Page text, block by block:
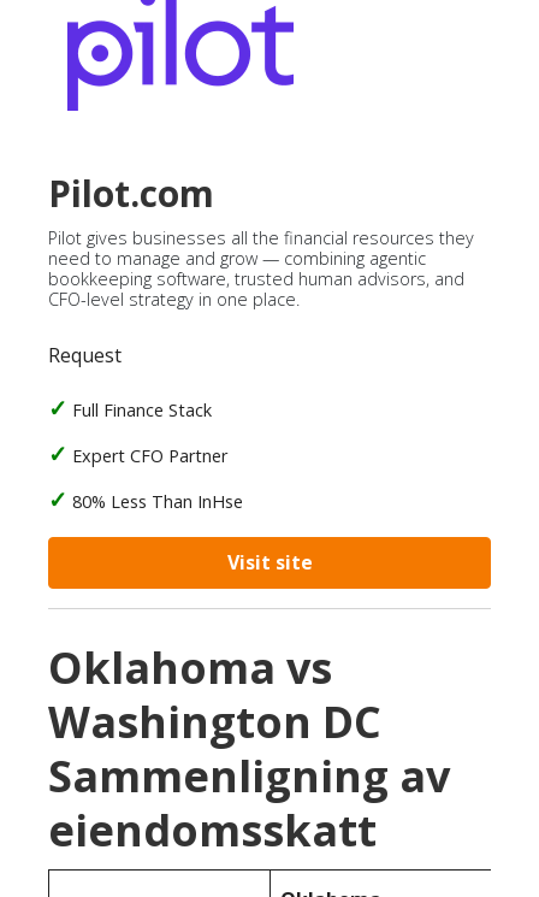
Pilot.com
Pilot gives businesses all the financial resources they
need to manage and grow — combining agentic
bookkeeping software, trusted human advisors, and
CFO-level strategy in one place.
Request
Full Finance Stack
Expert CFO Partner
80% Less Than InHse
Visit site
Oklahoma vs
Washington DC
Sammenligning av
eiendomsskatt